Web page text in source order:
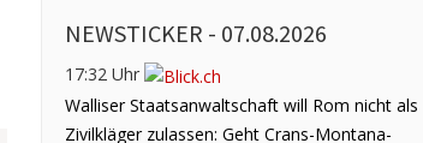
NEWSTICKER - 07.08.2026
17:32 Uhr
Walliser Staatsanwaltschaft will Rom nicht als
Zivilkläger zulassen: Geht Crans-Montana-